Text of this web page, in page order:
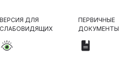
ВЕРСИЯ ДЛЯ
СЛАБОВИДЯЩИХ
ПЕРВИЧНЫЕ
ДОКУМЕНТЫ